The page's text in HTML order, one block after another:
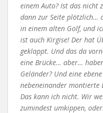
einem Auto? Ist das nicht
dann zur Seite plötzlich…
in einem alten Golf, und
ist auch Kirgise! Der hat
geklappt. Und das da
eine Brücke… aber…
Geländer? Und eine
nebeneinander montierte
Das kann ich nicht. Wir
zumindest umkippen,